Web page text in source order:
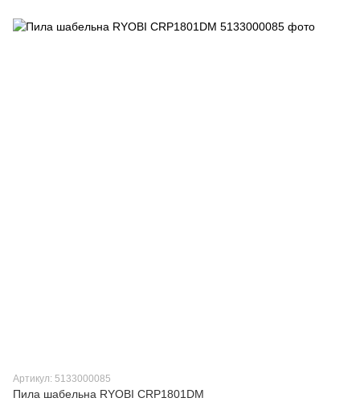
Артикул: 5133000085
Пила шабельна RYOBI CRP1801DM